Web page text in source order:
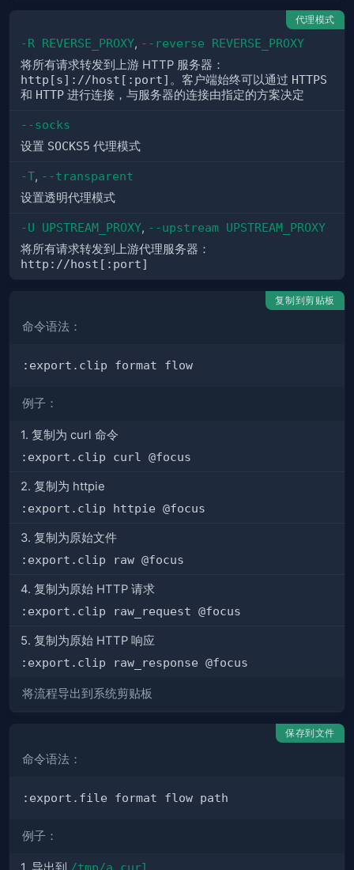
代理模式
-R REVERSE_PROXY, --reverse REVERSE_PROXY
将所有请求转发到上游 HTTP 服务器：
http[s]://host[:port] 。客户端始终可以通过 HTTPS
和 HTTP 进行连接，与服务器的连接由指定的方案决定
--socks
设置 SOCKS5 代理模式
-T, --transparent
设置透明代理模式
-U UPSTREAM_PROXY, --upstream UPSTREAM_PROXY
将所有请求转发到上游代理服务器：
http://host[:port]
复制到剪贴板
命令语法：
例子：
1. 复制为 curl 命令
:export.clip curl @focus
2. 复制为 httpie
:export.clip httpie @focus
3. 复制为原始文件
:export.clip raw @focus
4. 复制为原始 HTTP 请求
:export.clip raw_request @focus
5. 复制为原始 HTTP 响应
:export.clip raw_response @focus
将流程导出到系统剪贴板
保存到文件
命令语法：
例子：